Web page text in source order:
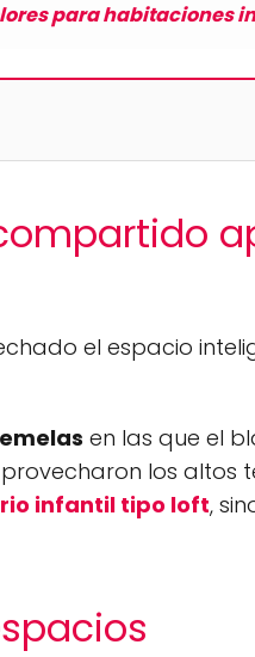
para habitaciones
el espacio
en las que el
los altos
infantil tipo loft,